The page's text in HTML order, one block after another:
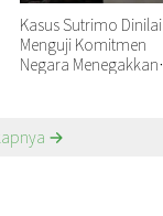
Kasus Sutrimo Dinilai
Menguji Komitmen
Negara Menegakkan